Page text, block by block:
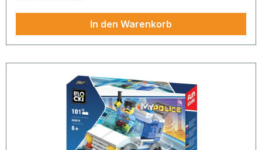
In den Warenkorb